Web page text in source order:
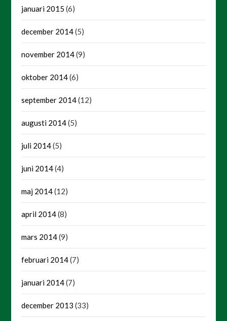
januari 2015 (6)
december 2014(5)
november 2014(9)
oktober 2014(6)
september 2014(12)
augusti 2014(5)
juli 2014(5)
juni 2014(4)
maj 2014(12)
april 2014(8)
mars 2014(9)
februari 2014(7)
januari 2014(7)
december 2013 (33)